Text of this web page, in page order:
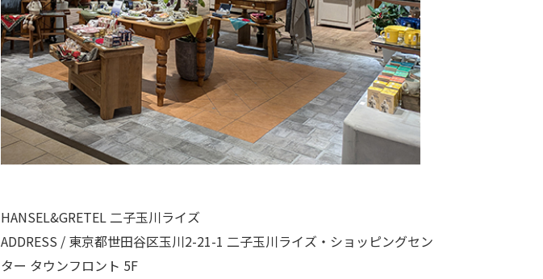
HANSEL&GRETEL 二子玉川ライズ
ADDRESS / 東京都世田谷区玉川2-21-1 二子玉川ライズ・ショッピングセン
ター タウンフロント 5F